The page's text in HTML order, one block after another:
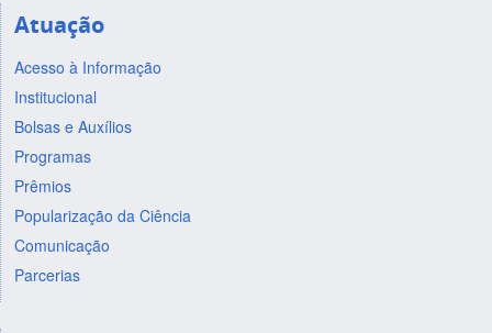
Atuação
Acesso à Informação
Institucional
Bolsas e Auxílios
Programas
Prêmios
Popularização da Ciência
Comunicação
Parcerias